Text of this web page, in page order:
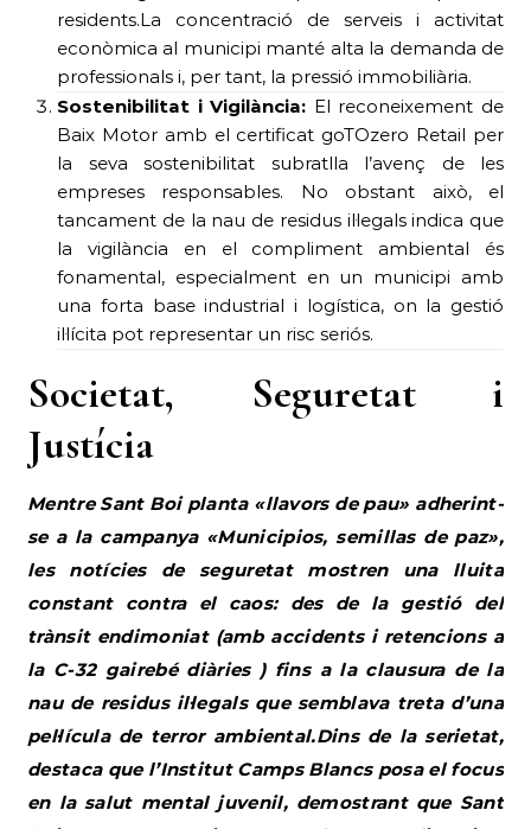
residents.La concentració de serveis i activitat
econòmica al municipi manté alta la demanda de
professionals i, per tant, la pressió immobiliària.
Sostenibilitat i Vigilància: El reconeixement de
Baix Motor amb el certificat goTOzero Retail per
la seva sostenibilitat subratlla l’avenç de les
empreses responsables. No obstant això, el
tancament de la nau de residus il·legals indica que
la vigilància en el compliment ambiental és
fonamental, especialment en un municipi amb
una forta base industrial i logística, on la gestió
il·lícita pot representar un risc seriós.
Societat, Seguretat i
Justícia
Mentre Sant Boi planta «llavors de pau» adherint-
se a la campanya «Municipios, semillas de paz»,
les notícies de seguretat mostren una lluita
constant contra el caos: des de la gestió del
trànsit endimoniat (amb accidents i retencions a
la C-32 gairebé diàries ) fins a la clausura de la
nau de residus il·legals que semblava treta d’una
pel·lícula de terror ambiental.Dins de la serietat,
destaca que l’Institut Camps Blancs posa el focus
en la salut mental juvenil, demostrant que Sant